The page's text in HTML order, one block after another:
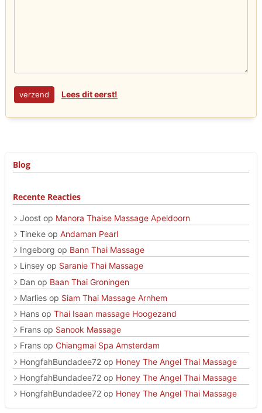
Lees dit eerst!
Blog
Recente Reacties
Joost op Manora Thaise Massage Apeldoorn
Tineke op Andaman Pearl
Ingeborg op Bann Thai Massage
Linsey op Saranie Thai Massage
Dan op Baan Thai Groningen
Marlies op Siam Thai Massage Arnhem
Hans op Thai Isaan massage Hoogezand
Frans op Sanook Massage
Frans op Chiangmai Spa Amsterdam
HongfahBundadee72 op Honey The Angel Thai Massage
HongfahBundadee72 op Honey The Angel Thai Massage
HongfahBundadee72 op Honey The Angel Thai Massage